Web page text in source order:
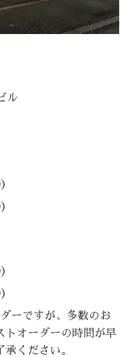
ル
ーですが、多数のお
トオーダーの時間が早
ください。